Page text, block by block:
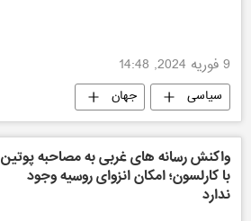
9 فوریه 2024, 14:48
سیاسی جهان
واکنش رسانه های غربی به مصاحبه پوتین
با کارلسون؛ امکان انزوای روسیه وجود
ندارد